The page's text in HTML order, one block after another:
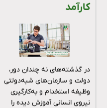
کارآمد
در گذشته‌های نه چندان دور،
دولت و سازمان‌های شبه‌دولتی
وظیفه استخدام و به‌کارگیری
نیروی انسانی آموزش دیده را